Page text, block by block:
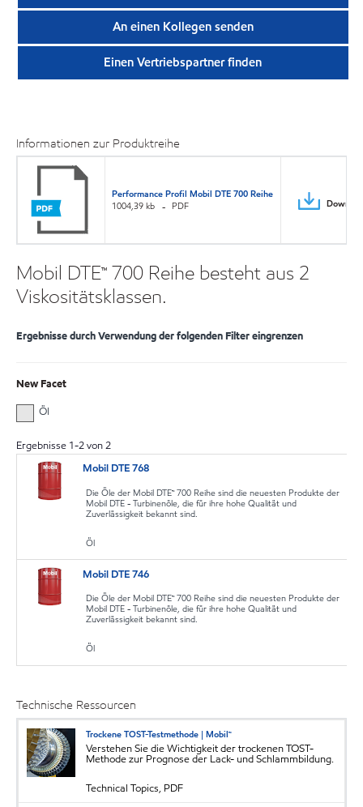
An einen Kollegen senden
Einen Vertriebspartner finden
Informationen zur Produktreihe
Performance Profil Mobil DTE 700 Reihe
1004,39 kb
PDF
Mobil DTE™ 700 Reihe besteht aus 2
Viskositätsklassen.
Ergebnisse durch Verwendung der folgenden Filter eingrenzen
New Facet
Öl
Ergebnisse 1-2von2
Mobil DTE 768
Die Öle der Mobil DTE™ 700 Reihe sind die neuesten Produkte der
Mobil DTE - Turbinenöle, die für ihre hohe Qualität und
Zuverlässigkeit bekannt sind.
Öl
Mobil DTE 746
Die Öle der Mobil DTE™ 700 Reihe sind die neuesten Produkte der
Mobil DTE - Turbinenöle, die für ihre hohe Qualität und
Zuverlässigkeit bekannt sind.
Öl
Technische Ressourcen
Trockene TOST-Testmethode | Mobil™
Verstehen Sie die Wichtigkeit der trockenen TOST-
Methode zur Prognose der Lack- und Schlammbildung.
Technical Topics, PDF